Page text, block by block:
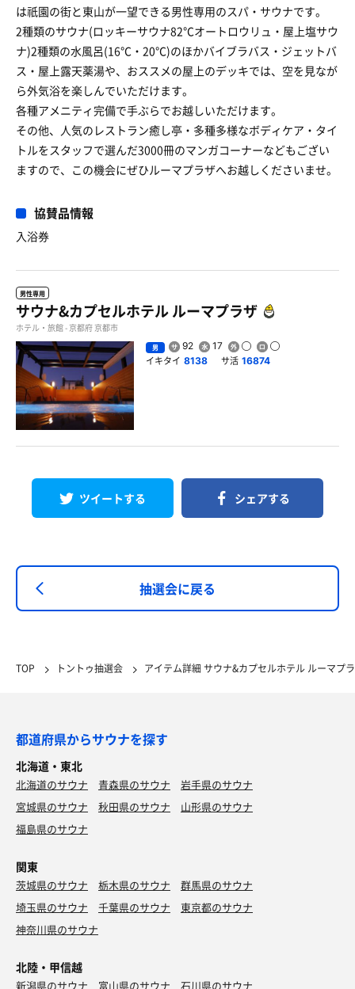
は祇園の街と東山が一望できる男性専用のスパ・サウナです。
2種類のサウナ(ロッキーサウナ82℃オートロウリュ・屋上塩サウ
ナ)2種類の水風呂(16℃・20℃)のほかバイブラバス・ジェットバ
ス・屋上露天薬湯や、おススメの屋上のデッキでは、空を見なが
ら外気浴を楽しんでいただけます。
各種アメニティ完備で手ぶらでお越しいただけます。
その他、人気のレストラン癒し亭・多種多様なボディケア・タイ
トルをスタッフで選んだ3000冊のマンガコーナーなどもござい
ますので、この機会にぜひルーマプラザへお越しくださいませ。
協賛品情報
入浴券
男性専用
サウナ&カプセルホテル ルーマプラザ
ホテル・旅館 - 京都府 京都市
男 92 17
イキタイ 8138 サ活 16874
ツイートする シェアする
抽選会に戻る
TOP トントゥ抽選会 アイテム詳細 サウナ&カプセルホテル ルーマプ
都道府県からサウナを探す
北海道・東北
北海道のサウナ 青森県のサウナ
岩手県のサウナ
宮城県のサウナ
秋田県のサウナ
山形県のサウナ
福島県のサウナ
関東
茨城県のサウナ 栃木県のサウナ
群馬県のサウナ
埼玉県のサウナ
千葉県のサウナ
東京都のサウナ
神奈川県のサウナ
北陸・甲信越
新潟県のサウナ 富山県のサウナ 石川県のサウナ